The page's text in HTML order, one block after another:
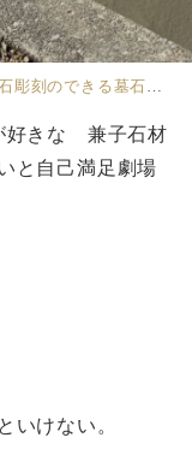
刻のできる墓石店
きな 兼子石材
と自己満足劇場
いけない。